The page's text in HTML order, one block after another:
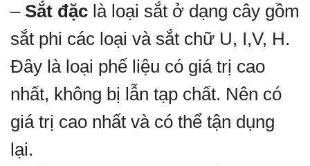
– Sắt đặc là loại sắt ở dạng cây gồm
sắt phi các loại và sắt chữ U, I,V, H.
Đây là loại phế liệu có giá trị cao
nhất, không bị lẫn tạp chất. Nên có
giá trị cao nhất và có thể tận dụng
lại.